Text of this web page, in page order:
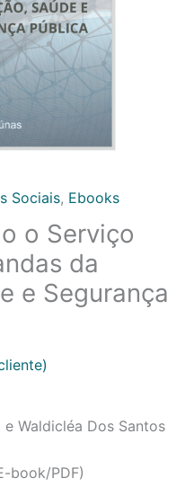
Sociais, Ebooks
o Serviço
da
e Segurança
Waldicléa Dos Santos
book/PDF)